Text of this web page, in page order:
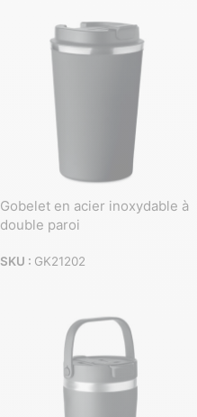
Gobelet en acier inoxydable à
double paroi
SKU : GK21202